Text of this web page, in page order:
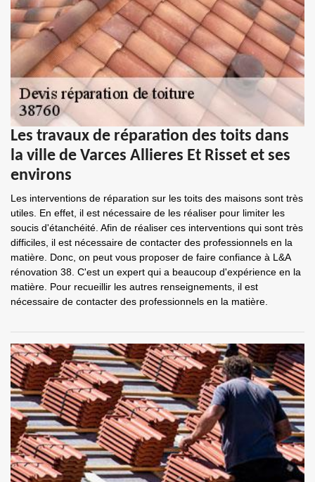
Les travaux de réparation des toits dans
la ville de Varces Allieres Et Risset et ses
environs
Les interventions de réparation sur les toits des maisons sont très
utiles. En effet, il est nécessaire de les réaliser pour limiter les
soucis d'étanchéité. Afin de réaliser ces interventions qui sont très
difficiles, il est nécessaire de contacter des professionnels en la
matière. Donc, on peut vous proposer de faire confiance à L&A
rénovation 38. C'est un expert qui a beaucoup d'expérience en la
matière. Pour recueillir les autres renseignements, il est
nécessaire de contacter des professionnels en la matière.